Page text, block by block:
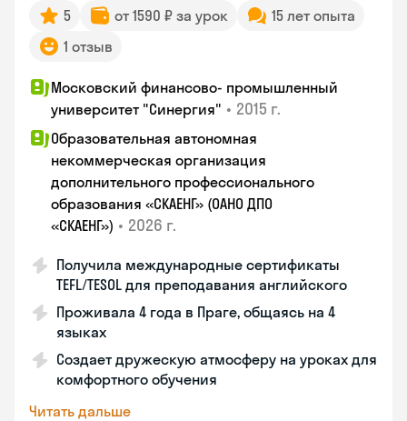
5 от 1590 ₽ за урок
15 лет опыта
1 отзыв
Московский финансово- промышленный
университет "Синергия" • 2015 г.
Образовательная автономная
некоммерческая организация
дополнительного профессионального
образования «СКАЕНГ» (ОАНО ДПО
«СКАЕНГ») • 2026 г.
Получила международные сертификаты
TEFL/TESOL для преподавания английского
Проживала 4 года в Праге, общаясь на 4
языках
Создает дружескую атмосферу на уроках для
комфортного обучения
Читать дальше